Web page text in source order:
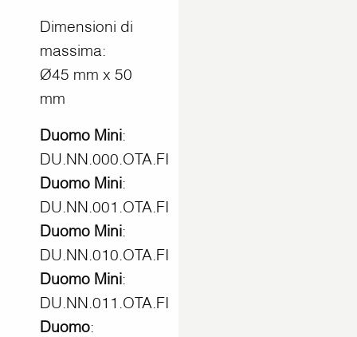
Dimensioni di
massima:
Ø45 mm x 50
mm
Duomo Mini:
DU.NN.000.OTA.FI
Duomo Mini:
DU.NN.001.OTA.FI
Duomo Mini:
DU.NN.010.OTA.FI
Duomo Mini:
DU.NN.011.OTA.FI
Duomo: